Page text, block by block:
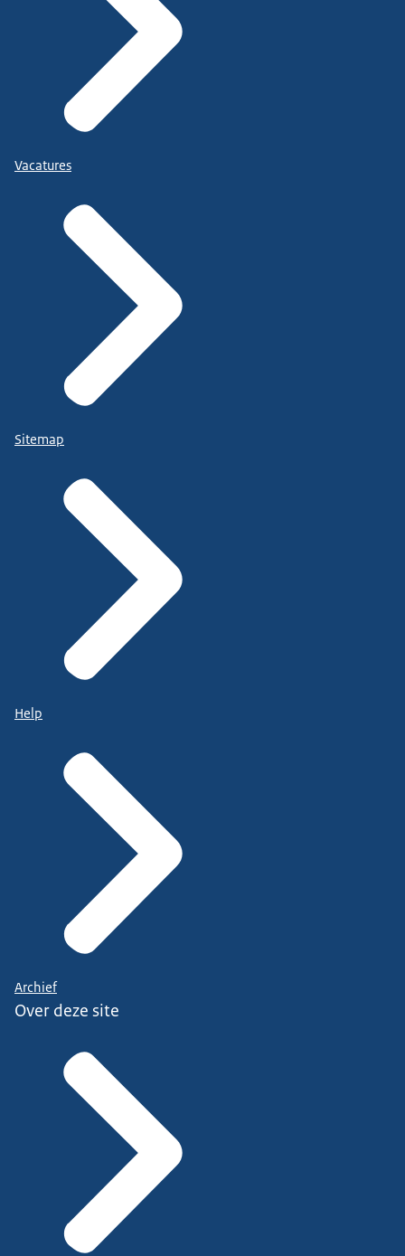
Vacatures
Sitemap
Help
Archief
Over deze site